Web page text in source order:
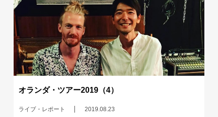
オランダ・ツアー2019（4）
ライブ・レポート 2019.08.23